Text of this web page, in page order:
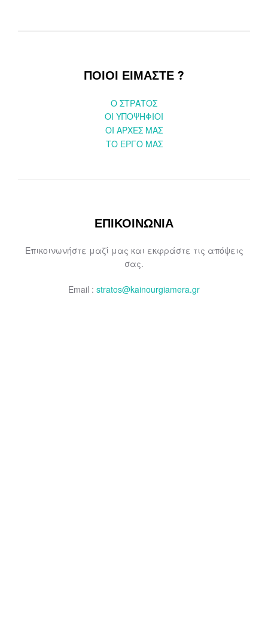
ΠΟΙΟΙ ΕΙΜΑΣΤΕ ?
O ΣΤΡΑΤΟΣ
ΟΙ ΥΠΟΨΗΦΙΟΙ
OI ΑΡΧΕΣ ΜΑΣ
ΤΟ ΕΡΓΟ ΜΑΣ
ΕΠΙΚΟΙΝΩΝΙΑ
Επικοινωνήστε μαζί μας και εκφράστε τις απόψεις
σας.
Email : stratos@kainourgiamera.gr